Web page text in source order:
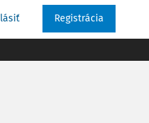
Registrácia